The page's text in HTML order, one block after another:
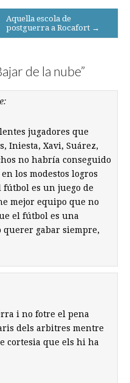
Aquella escola de
postguerra a Rocafort →
de la nube”
jugadores que
Iniesta, Xavi, Suárez,
no habría conseguido
los modestos logros
fútbol es un juego de
mejor equipo que no
el fútbol es una
gabar siempre,
i no fotre el pena
dels arbitres mentre
cortesia que els hi ha